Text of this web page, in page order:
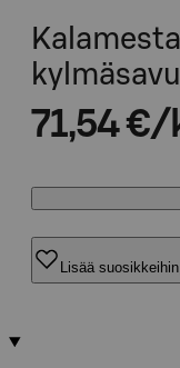
Kalamesta
71,54 €/